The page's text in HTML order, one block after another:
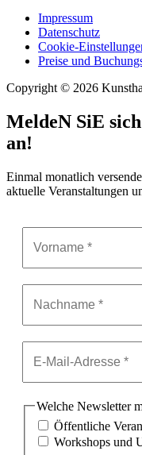
Impressum
Datenschutz
Cookie-
Preise und
Copyright © 2026
MeldeN SiE
an!
Einmal monatlich
aktuelle Veranstaltungen
Welche Newsletter
Öffentliche
Workshops und